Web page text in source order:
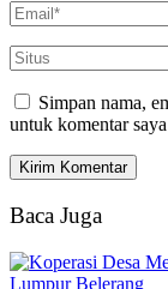
Simpan nama,
untuk komentar
Baca Juga